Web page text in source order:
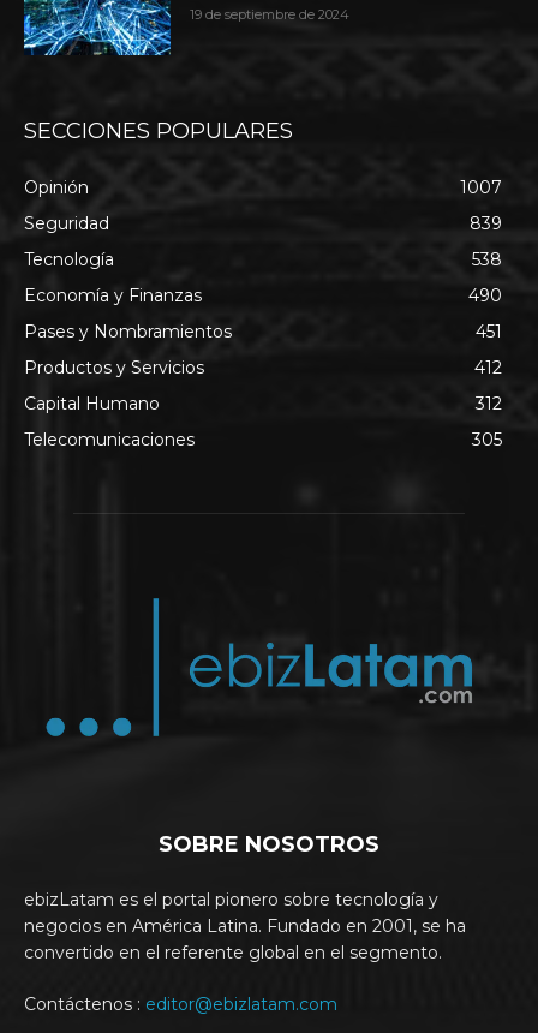
19 de septiembre de 2024
SECCIONES POPULARES
Opinión
1007
Seguridad
839
Tecnología
538
Economía y Finanzas
490
Pases y Nombramientos
451
Productos y Servicios
412
Capital Humano
312
Telecomunicaciones
305
SOBRE NOSOTROS
ebizLatam es el portal pionero sobre tecnología y
negocios en América Latina. Fundado en 2001, se ha
convertido en el referente global en el segmento.
Contáctenos : editor@ebizlatam.com